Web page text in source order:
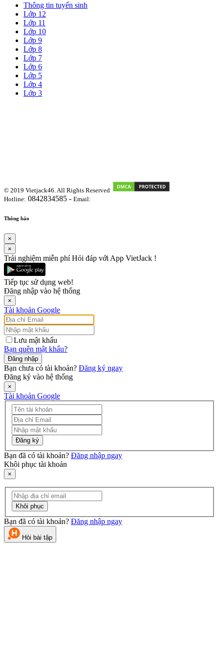
Thông tin tuyển sinh
Lớp 12
Lớp 11
Lớp 10
Lớp 9
Lớp 8
Lớp 7
Lớp 6
Lớp 5
Lớp 4
Lớp 3
© 2019 Vietjack46. All Rights Reserved
Hotline: 0842834585 - Email:
Thông báo
×
×
Trải nghiệm miễn phí Hỏi đáp với App VietJack !
Tiếp tục sử dụng web!
Đăng nhập vào hệ thống
×
Tài khoản Google
Lưu mật khẩu
Bạn quên mật khẩu?
Đăng nhập
Bạn chưa có tài khoản? Đăng ký ngay
Đăng ký vào hệ thống
×
Tài khoản Google
Đăng ký
Bạn đã có tài khoản? Đăng nhập ngay
Khôi phục tài khoản
×
Khôi phục
Bạn đã có tài khoản? Đăng nhập ngay
Hỏi bài tập